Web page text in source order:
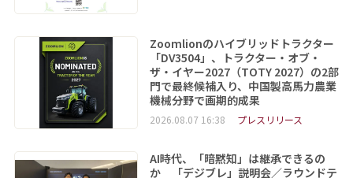
Zoomlionのハイブリッドトラクター
「DV3504」、トラクター・オブ・
ザ・イヤー2027（TOTY 2027）の2部
門で最終候補入り、中国製高馬力農業
機械分野で画期的成果
2026.08.07 16:38 プレスリリース
AI時代、「暗黙知」は継承できるの
か 「デジブレ」説明会／ラウンドテ